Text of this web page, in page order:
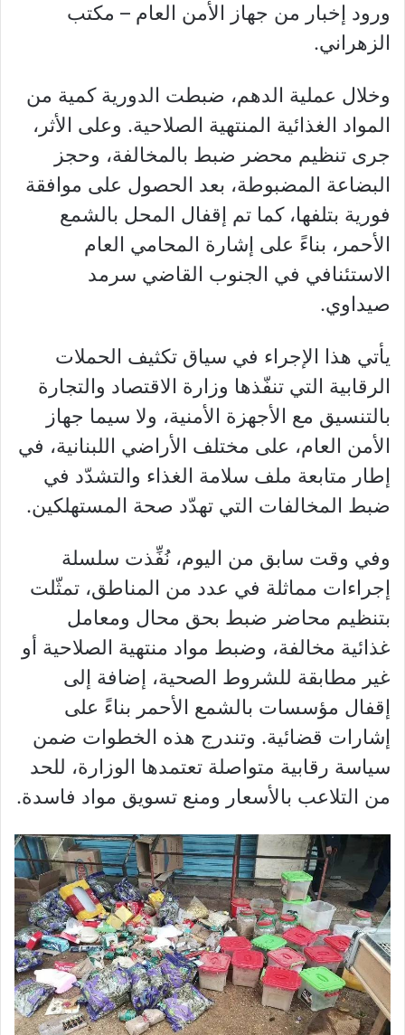
ورود إخبار من جهاز الأمن العام – مكتب
الزهراني.
وخلال عملية الدهم، ضبطت الدورية كمية من
المواد الغذائية المنتهية الصلاحية. وعلى الأثر،
جرى تنظيم محضر ضبط بالمخالفة، وحجز
البضاعة المضبوطة، بعد الحصول على موافقة
فورية بتلفها، كما تم إقفال المحل بالشمع
الأحمر، بناءً على إشارة المحامي العام
الاستئنافي في الجنوب القاضي سرمد
صيداوي.
يأتي هذا الإجراء في سياق تكثيف الحملات
الرقابية التي تنفّذها وزارة الاقتصاد والتجارة
بالتنسيق مع الأجهزة الأمنية، ولا سيما جهاز
الأمن العام، على مختلف الأراضي اللبنانية، في
إطار متابعة ملف سلامة الغذاء والتشدّد في
ضبط المخالفات التي تهدّد صحة المستهلكين.
وفي وقت سابق من اليوم، نُفِّذت سلسلة
إجراءات مماثلة في عدد من المناطق، تمثّلت
بتنظيم محاضر ضبط بحق محال ومعامل
غذائية مخالفة، وضبط مواد منتهية الصلاحية أو
غير مطابقة للشروط الصحية، إضافة إلى
إقفال مؤسسات بالشمع الأحمر بناءً على
إشارات قضائية. وتندرج هذه الخطوات ضمن
سياسة رقابية متواصلة تعتمدها الوزارة، للحد
من التلاعب بالأسعار ومنع تسويق مواد فاسدة.